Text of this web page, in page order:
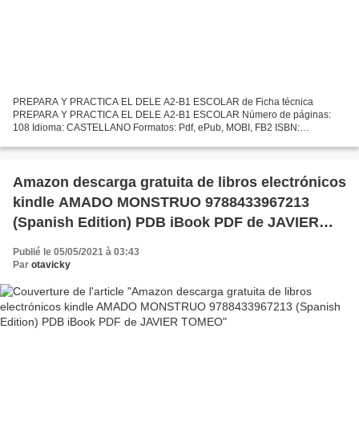
PREPARA Y PRACTICA EL DELE A2-B1 ESCOLAR de Ficha técnica
PREPARA Y PRACTICA EL DELE A2-B1 ESCOLAR Número de páginas:
108 Idioma: CASTELLANO Formatos: Pdf, ePub, MOBI, FB2 ISBN:
eBook gratis...
Amazon descarga gratuita de libros electrónicos
kindle AMADO MONSTRUO 9788433967213
(Spanish Edition) PDB iBook PDF de JAVIER
Publié le 05/05/2021 à 03:43
Par otavicky